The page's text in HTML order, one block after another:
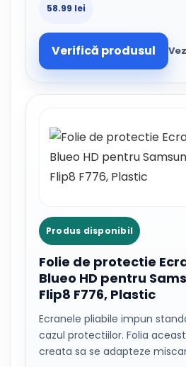
58.99 lei
Verifică produsul
Produs disponibil
Folie de protectie
Blueo HD pentru
Flip8 F776, Plastic
Ecranele pliabile impun
cazul protectiilor. Folia
creata sa se adapteze